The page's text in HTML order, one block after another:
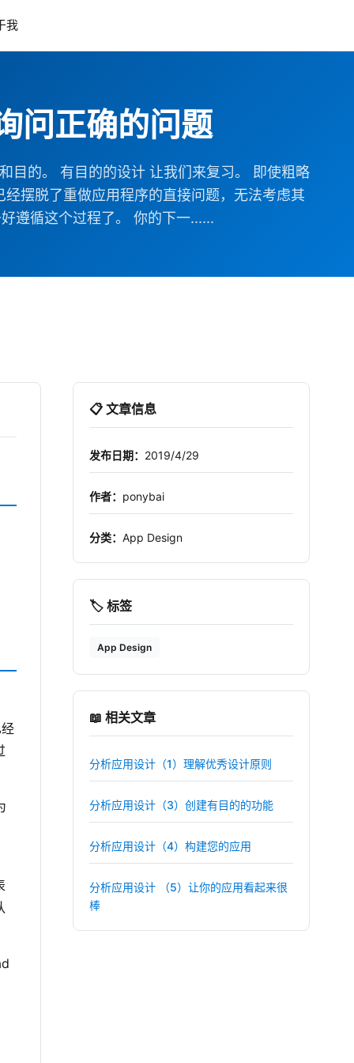
我
问正确的问题
目的。 有目的的设计 让我们来复习。 即使粗略
摆脱了重做应用程序的直接问题，无法考虑其
遵循这个过程了。 你的下一......
📋 文章信息
发布日期： 2019/4/29
作者： ponybai
分类： App Design
🏷️ 标签
App Design
📖 相关文章
分析应用设计（1）理解优秀设计原则
分析应用设计（3）创建有目的的功能
分析应用设计（4）构建您的应用
分析应用设计 （5）让你的应用看起来很
棒